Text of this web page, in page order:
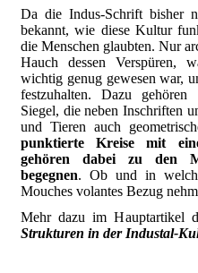
Da die Indus-Schrift bisher
bekannt, wie diese Kultur
die Menschen glaubten. Nur
Hauch dessen Verspüren,
wichtig genug gewesen war,
festzuhalten. Dazu gehören
Siegel, die neben Inschriften
und Tieren auch
punktierte Kreise mit
gehören dabei zu den
begegnen. Ob und in
Mouches volantes Bezug
Mehr dazu im Hauptartikel
Strukturen in der Industal-